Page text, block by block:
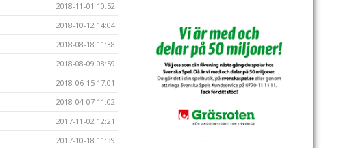
2018-11-01 10:52
2018-10-12 14:04
2018-08-18 11:38
2018-08-09 08:59
2018-06-15 17:01
2018-04-07 11:02
2017-11-02 12:21
2017-10-18 11:39